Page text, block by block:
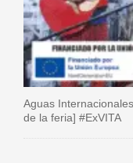
Aguas
de la feria] #ExVITA